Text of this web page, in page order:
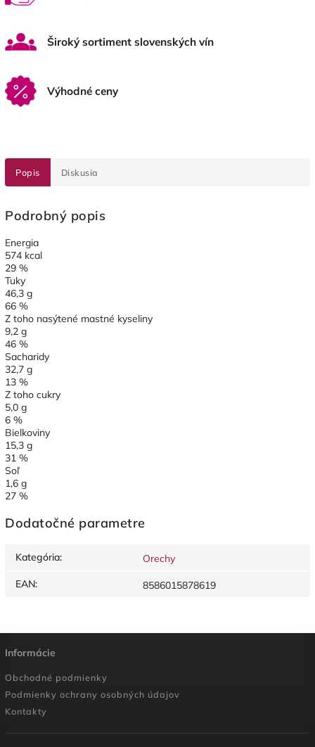
Široký sortiment slovenských vín
Výhodné ceny
Popis Diskusia
Podrobný popis
Energia
574 kcal
29 %
Tuky
46,3 g
66 %
Z toho nasýtené mastné kyseliny
9,2 g
46 %
Sacharidy
32,7 g
13 %
Z toho cukry
5,0 g
6 %
Bielkoviny
15,3 g
31 %
Soľ
1,6 g
27 %
Dodatočné parametre
Kategória:
Orechy
EAN: 8586015878619
Informácie
Obchodné podmienky
Podmienky ochrany osobných údajov
Kontakty